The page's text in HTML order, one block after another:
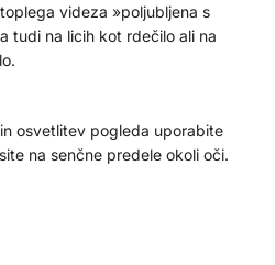
videza »poljubljena s
tudi na licih kot rdečilo ali na
osvetlitev pogleda uporabite
na senčne predele okoli oči.